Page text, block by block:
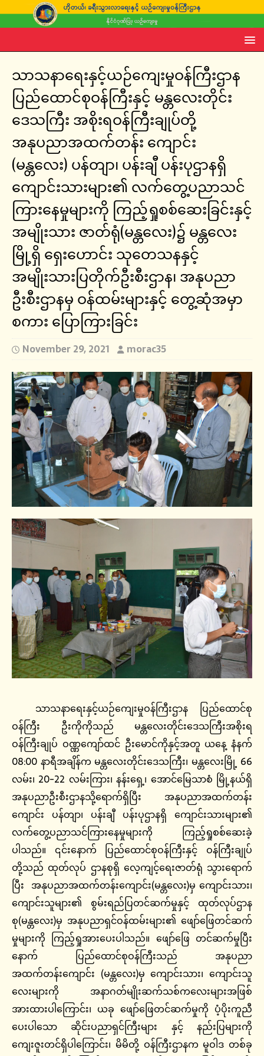
သာသနာရေးနှင့်ယဉ်ကျေးမှုဝန်ကြီးဌာန
ပြည်ထောင်စုဝန်ကြီးနှင့် မန္တလေးတိုင်း
ဒေသကြီး အစိုးရဝန်ကြီးချုပ်တို့
အနုပညာအထက်တန်း ကျောင်း
(မန္တလေး) ပန်တျာ၊ ပန်းချီ ပန်းပုဌာနရှိ
ကျောင်းသားများ၏ လက်တွေ့ပညာသင်
ကြားနေမှုများကို ကြည့်ရှုစစ်ဆေးခြင်းနှင့်
အမျိုးသား ဇာတ်ရုံ(မန္တလေး)၌ မန္တလေး
မြို့ရှိ ရှေးဟောင်း သုတေသနနှင့်
အမျိုးသားပြတိုက်ဦးစီးဌာန၊ အနုပညာ
ဦးစီးဌာနမှ ဝန်ထမ်းများနှင့် တွေ့ဆုံအမှာ
စကား ပြောကြားခြင်း
November 29, 2021 morac35
သာသနာရေးနှင့်ယဉ်ကျေးမှုဝန်ကြီးဌာန ပြည်ထောင်စု
ဝန်ကြီး ဦးကိုကိုသည် မန္တလေးတိုင်းဒေသကြီးအစိုးရ
ဝန်ကြီးချုပ် ဝဏ္ဏကျော်ထင် ဦးမောင်ကိုနှင့်အတူ ယနေ့ နံနက်
08:00 နာရီအချိန်က မန္တလေးတိုင်းဒေသကြီး၊ မန္တလေးမြို့ 66
လမ်း၊ 20-22 လမ်းကြား၊ နန်းရှေ့၊ အောင်မြေသာစံ မြို့နယ်ရှိ
အနုပညာဦးစီးဌာနသို့ရောက်ရှိပြီး အနုပညာအထက်တန်း
ကျောင်း ပန်တျာ၊ ပန်းချီ ပန်းပုဌာနရှိ ကျောင်းသားများ၏
လက်တွေ့ပညာသင်ကြားနေမှုများကို ကြည့်ရှုစစ်ဆေးခဲ့
ပါသည်။ ၎င်းနောက် ပြည်ထောင်စုဝန်ကြီးနှင့် ဝန်ကြီးချုပ်
တို့သည် ထုတ်လုပ် ဌာနစုရှိ လေ့ကျင့်ရေးဇာတ်ရုံ သွားရောက်
ပြီး အနုပညာအထက်တန်းကျောင်း(မန္တလေး)မှ ကျောင်းသား၊
ကျောင်းသူများ၏ စွမ်းရည်ပြတင်ဆက်မှုနှင့် ထုတ်လုပ်ဌာန
စု(မန္တလေး)မှ အနုပညာရှင်ဝန်ထမ်းများ၏ ဖျော်ဖြေတင်ဆက်
မှုများကို ကြည့်ရှုအားပေးပါသည်။ ဖျော်ဖြေ တင်ဆက်မှုပြီး
နောက် ပြည်ထောင်စုဝန်ကြီးသည် အနုပညာ
အထက်တန်းကျောင်း (မန္တလေး)မှ ကျောင်းသား၊ ကျောင်းသူ
လေးများကို အနာဂတ်မျိုးဆက်သစ်ကလေးများအဖြစ်
အားထားပါကြောင်း၊ ယခု ဖျော်ဖြေတင်ဆက်မှုကို ပံ့ပိုးကူညီ
ပေးပါသော ဆိုင်းပညာရှင်ကြီးများ နှင့် နည်းပြများကို
ကျေးဇူးတင်ရှိပါကြောင်း၊ မိမိတို့ ဝန်ကြီးဌာနက မူဝါဒ တစ်ခု